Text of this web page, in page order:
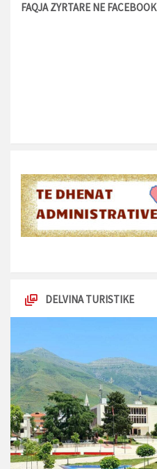
FAQJA ZYRTARE NE FACEBOOK
DELVINA TURISTIKE